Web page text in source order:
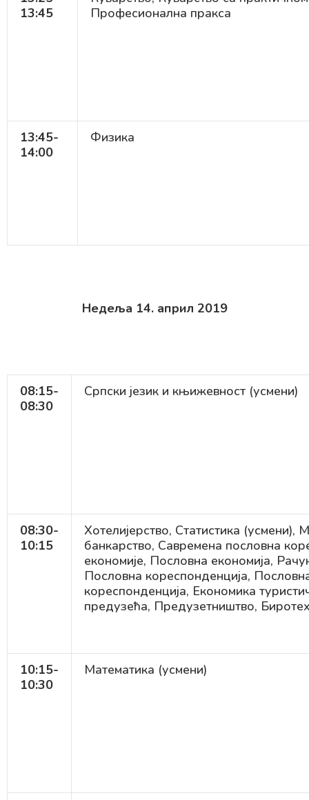
13:45
Професионална пракса
13:45-
14:00
Физика
Недеља 14. април 2019
08:15-
08:30
Српски језик и књижевност (усмени)
08:30-
10:15
Хотелијерство, Статистика (усмени),
банкарство, Савремена пословна
економије, Пословна економија,
Пословна кореспонденција,
кореспонденција, Економика
предузећа, Предузетништво,
10:15-
10:30
Математика (усмени)